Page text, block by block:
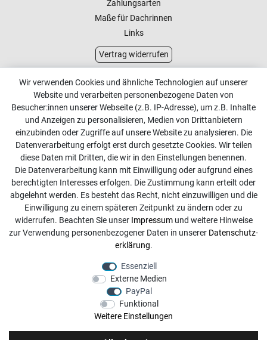
Zahlungsarten
Maße für Dachrinnen
Links
Vertrag widerrufen
Kundenservice
Kontakt
Online Retourenservice
Kontakt
info@dachdecker-shop.de
+49 3501 507295
Montag - Freitag, 08:00 - 16:00
Anrufe aus dem dt. Festnetz zum Ortstarif, Preise aus dem
Mobilfunknetz ggf. abweichend (abhängig vom Provider).
Wir verwenden Cookies und ähnliche Technologien auf unserer
Website und verarbeiten personenbezogene Daten von
Besucher:innen unserer Webseite (z.B. IP-Adresse), um z.B. Inhalte
und Anzeigen zu personalisieren, Medien von Drittanbietern
einzubinden oder Zugriffe auf unsere Website zu analysieren. Die
Datenverarbeitung erfolgt erst durch gesetzte Cookies. Wir teilen
diese Daten mit Dritten, die wir in den Einstellungen benennen.
Die Datenverarbeitung kann mit Einwilligung oder aufgrund eines
berechtigten Interesses erfolgen. Die Zustimmung kann erteilt oder
abgelehnt werden. Es besteht das Recht, nicht einzuwilligen und die
Einwilligung zu einem späteren Zeitpunkt zu ändern oder zu
widerrufen. Beachten Sie unser Impressumund weitere Hinweise
zur Verwendung personenbezogener Daten in unserer Daten­schutz­
erklärung.
Essenziell
Externe Medien
PayPal
Funktional
Weitere Einstellungen